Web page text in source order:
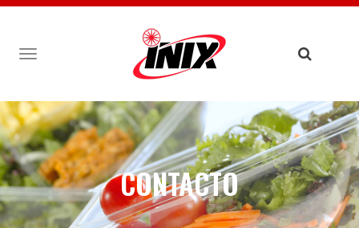
TOGGLE
NAVIGATION
CONTACTO